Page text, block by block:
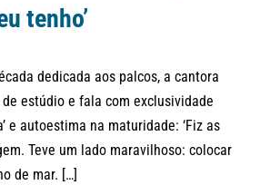
tenho’
dedicada aos palcos, a cantora
de estúdio e fala com exclusividade
e autoestima na maturidade: ‘Fiz as
Teve um lado maravilhoso: colocar
de mar. […]